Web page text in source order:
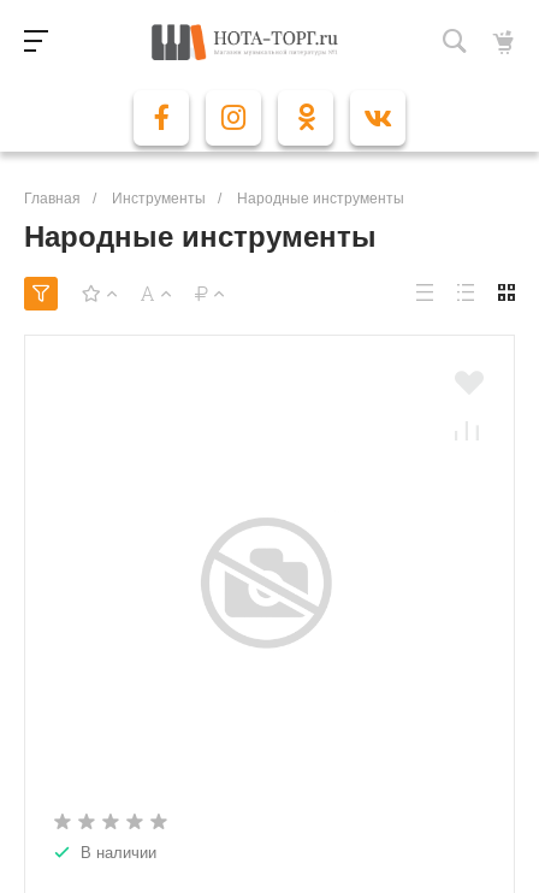
Главная / Инструменты / Народные инструменты
Народные инструменты
В наличии